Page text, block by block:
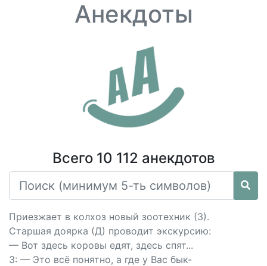
Анекдоты
Всего 10 112 анекдотов
Приезжает в колхоз новый зоотехник (З).
Старшая доярка (Д) проводит экскурсию:
— Вот здесь коровы едят, здесь спят...
З: — Это всё понятно, а где у Вас бык-